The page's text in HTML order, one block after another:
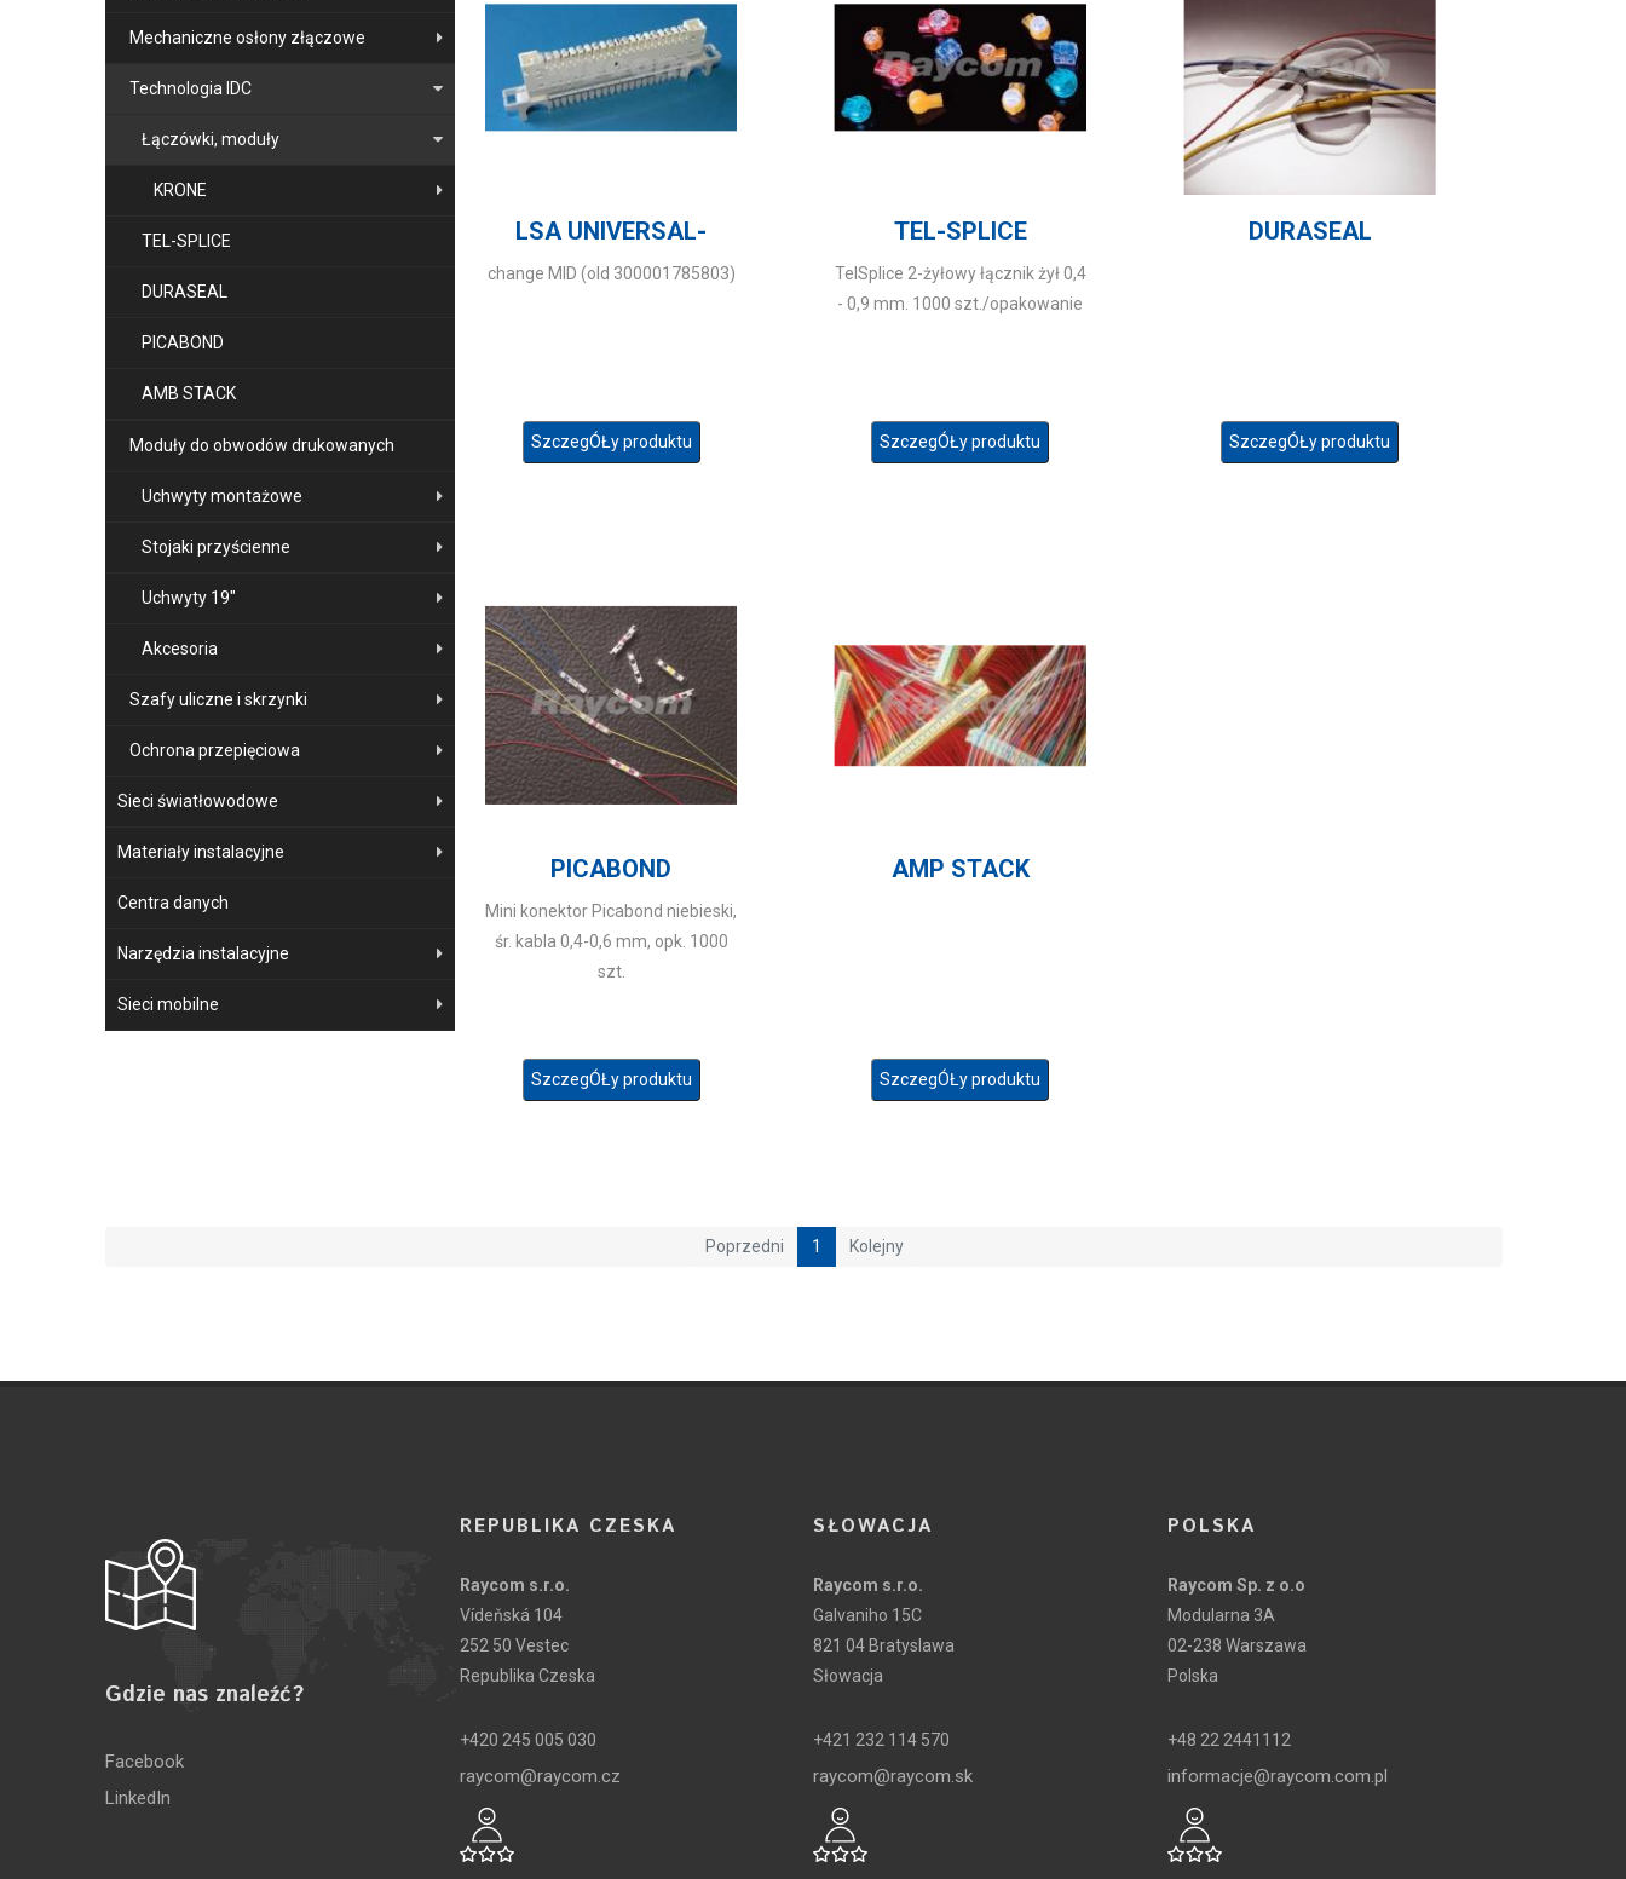
Mechaniczne osłony złączowe
Technologia IDC
Łączówki, moduły
KRONE
TEL-SPLICE
DURASEAL
PICABOND
AMB STACK
Moduły do obwodów drukowanych
Uchwyty montażowe
Stojaki przyścienne
Uchwyty 19"
Akcesoria
Szafy uliczne i skrzynki
Ochrona przepięciowa
Sieci światłowodowe
Materiały instalacyjne
Centra danych
Narzędzia instalacyjne
Sieci mobilne
LSA UNIVERSAL-
HD180
change MID (old 300001785803)
SzczegÓŁy produktu
TEL-SPLICE
TelSplice 2-żyłowy łącznik żył 0,4
- 0,9 mm. 1000 szt./opakowanie
SzczegÓŁy produktu
DURASEAL
SzczegÓŁy produktu
PICABOND
Mini konektor Picabond niebieski,
śr. kabla 0,4-0,6 mm, opk. 1000
szt.
SzczegÓŁy produktu
AMP STACK
SzczegÓŁy produktu
Poprzedni 1 Kolejny
Gdzie nas znaleźć?
Facebook
LinkedIn
REPUBLIKA CZESKA
Raycom s.r.o.
Vídeňská 104
252 50 Vestec
Republika Czeska
+420 245 005 030
raycom@raycom.cz
SŁOWACJA
Raycom s.r.o.
Galvaniho 15C
821 04 Bratyslawa
Słowacja
+421 232 114 570
raycom@raycom.sk
POLSKA
Raycom Sp. z o.o
Modularna 3A
02-238 Warszawa
Polska
+48 22 2441112
informacje@raycom.com.pl